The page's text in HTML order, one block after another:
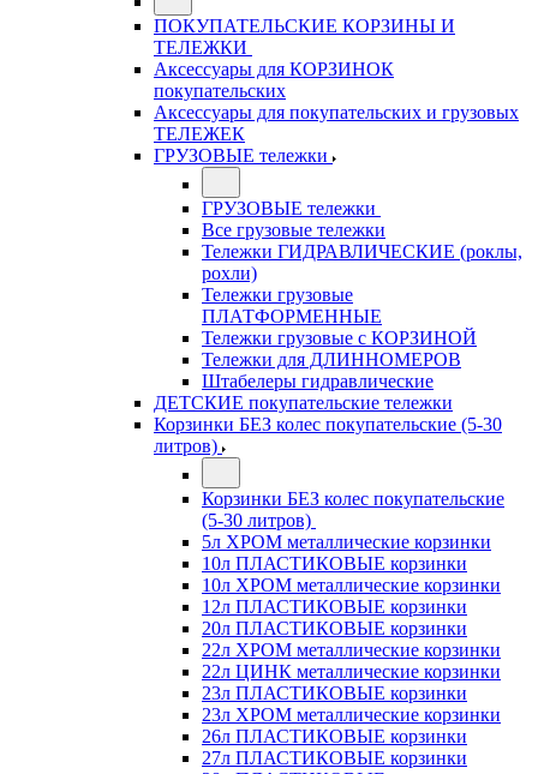
ПОКУПАТЕЛЬСКИЕ КОРЗИНЫ И
ТЕЛЕЖКИ
Аксессуары для КОРЗИНОК
покупательских
Аксессуары для покупательских и грузовых
ТЕЛЕЖЕК
ГРУЗОВЫЕ тележки
ГРУЗОВЫЕ тележки
Все грузовые тележки
Тележки ГИДРАВЛИЧЕСКИЕ (роклы,
рохли)
Тележки грузовые
ПЛАТФОРМЕННЫЕ
Тележки грузовые с КОРЗИНОЙ
Тележки для ДЛИННОМЕРОВ
Штабелеры гидравлические
ДЕТСКИЕ покупательские тележки
Корзинки БЕЗ колес покупательские (5-30
литров)
Корзинки БЕЗ колес покупательские
(5-30 литров)
5л ХРОМ металлические корзинки
10л ПЛАСТИКОВЫЕ корзинки
10л ХРОМ металлические корзинки
12л ПЛАСТИКОВЫЕ корзинки
20л ПЛАСТИКОВЫЕ корзинки
22л ХРОМ металлические корзинки
22л ЦИНК металлические корзинки
23л ПЛАСТИКОВЫЕ корзинки
23л ХРОМ металлические корзинки
26л ПЛАСТИКОВЫЕ корзинки
27л ПЛАСТИКОВЫЕ корзинки